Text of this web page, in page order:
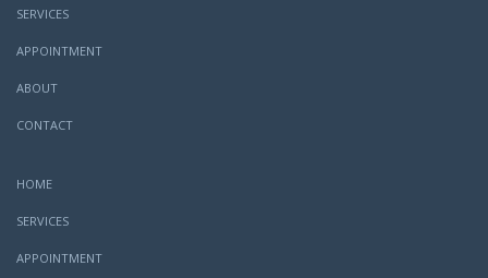
SERVICES
APPOINTMENT
ABOUT
CONTACT
HOME
SERVICES
APPOINTMENT